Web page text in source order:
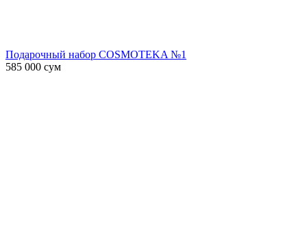
Подарочный набор COSMOTEKA №1
585 000 сум